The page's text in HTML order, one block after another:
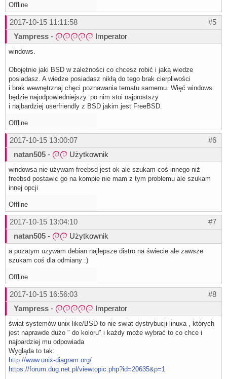
Offline
#5
2017-10-15 11:11:58
Yampress - Imperator
windows.
Obojętnie jaki BSD w zależności co chcesz robić i jaką wiedze
posiadasz. A wiedze posiadasz nikłą do tego brak cierpliwości
i brak wewnętrznaj chęci poznawania tematu samemu. Więć windows
będzie najodpowiedniejszy. po nim stoi najprostszy
i najbardziej userfriendly z BSD jakim jest FreeBSD.
Offline
#6
2017-10-15 13:00:07
natan505 - Użytkownik
windowsa nie używam freebsd jest ok ale szukam coś innego niż
freebsd postawic go na kompie nie mam z tym problemu ale szukam
innej opcji
Offline
#7
2017-10-15 13:04:10
natan505 - Użytkownik
a pozatym używam debian najlepsze distro na świecie ale zawsze
szukam coś dla odmiany :)
Offline
#8
2017-10-15 16:56:03
Yampress - Imperator
świat systemów unix like/BSD to nie swiat dystrybucji linuxa , których
jest naprawde dużo " do koloru" i każdy może wybrać to co chce i
najbardziej mu odpowiada
Wygląda to tak:
http://www.unix-diagram.org/
https://forum.dug.net.pl/viewtopic.php?id=20635&p=1